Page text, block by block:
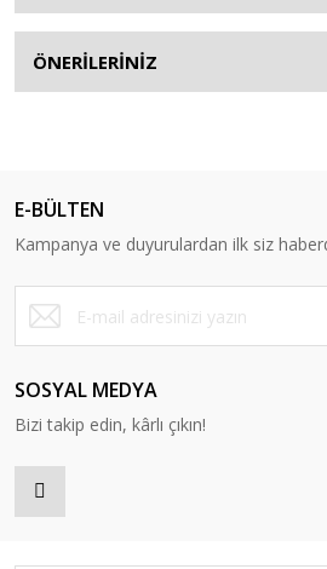
ÖNERİLERİNİZ
E-BÜLTEN
Kampanya ve duyurulardan ilk siz
SOSYAL MEDYA
Bizi takip edin, kârlı çıkın!